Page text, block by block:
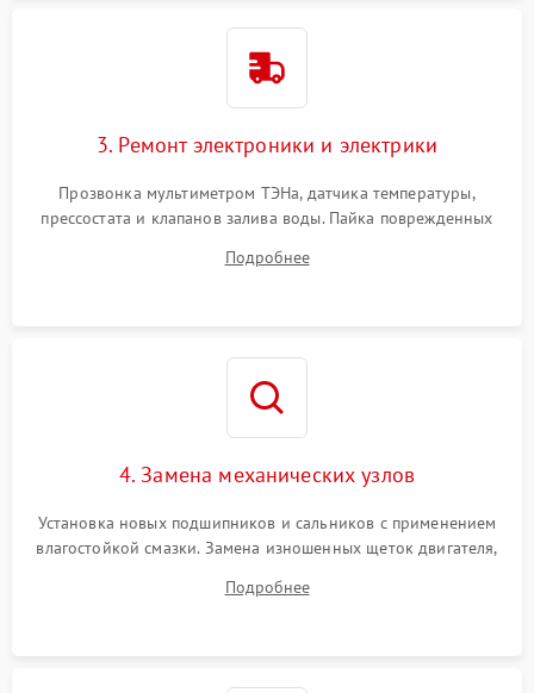
3. Ремонт электроники и электрики
Прозвонка мультиметром ТЭНа, датчика температуры,
прессостата и клапанов залива воды. Пайка поврежденных
Восстановление целостности проводки и контактов.
Подробнее
4. Замена механических узлов
Установка новых подшипников и сальников с применением
влагостойкой смазки. Замена изношенных щеток двигателя,
или поврежденной резиновой манжеты.
Подробнее